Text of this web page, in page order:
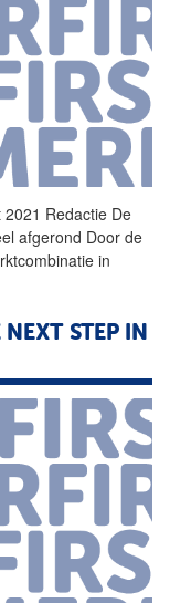
Redactie De
afgerond Door de
in
STEP IN